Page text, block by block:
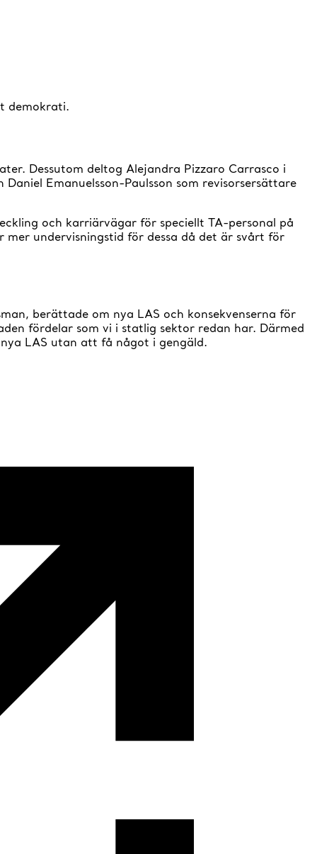
demokrati.
Dessutom deltog Alejandra Pizzaro Carrasco i
Emanuelsson-Paulsson som revisorsersättare
och karriärvägar för speciellt TA-personal på
undervisningstid för dessa då det är svårt för
berättade om nya LAS och konsekvenserna för
fördelar som vi i statlig sektor redan har. Därmed
LAS utan att få något i gengäld.